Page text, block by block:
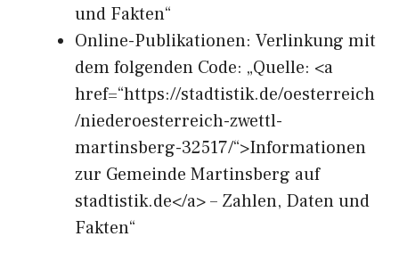
und Fakten“
Online-Publikationen: Verlinkung mit
dem folgenden Code: „Quelle: <a
href=“https://stadtistik.de/oesterreich
/niederoesterreich-zwettl-
martinsberg-32517/“>Informationen
zur Gemeinde Martinsberg auf
stadtistik.de</a> – Zahlen, Daten und
Fakten“